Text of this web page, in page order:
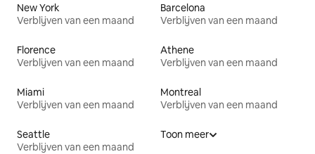
New York
Verblijven van een maand
Barcelona
Verblijven van een maand
Florence
Verblijven van een maand
Athene
Verblijven van een maand
Miami
Verblijven van een maand
Montreal
Verblijven van een maand
Seattle
Verblijven van een maand
Toon meer